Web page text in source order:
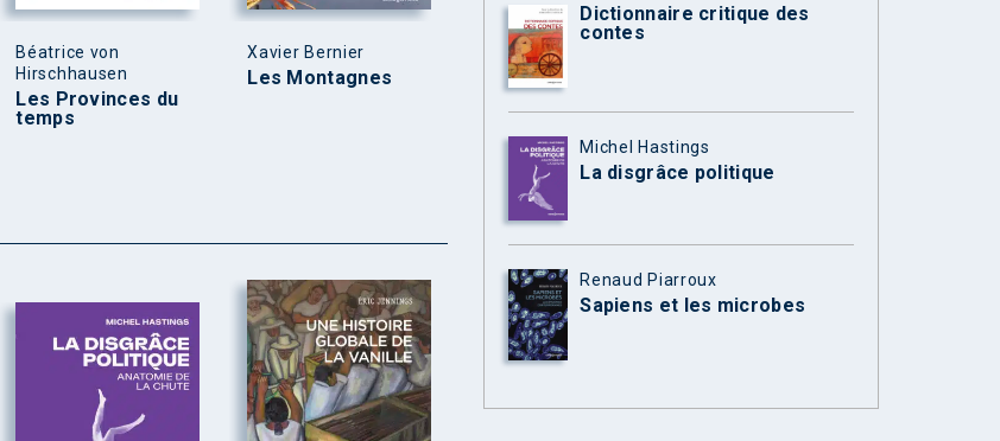
Béatrice von
Hirschhausen
Les Provinces du
temps
Xavier Bernier
Les Montagnes
Dictionnaire critique des
contes
Michel Hastings
La disgrâce politique
Renaud Piarroux
Sapiens et les microbes